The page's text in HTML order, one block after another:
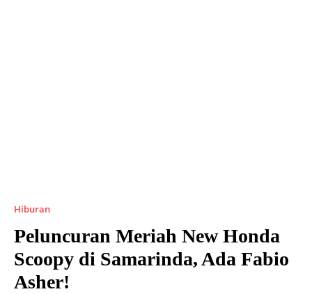
Hiburan
Peluncuran Meriah New Honda
Scoopy di Samarinda, Ada Fabio
Asher!